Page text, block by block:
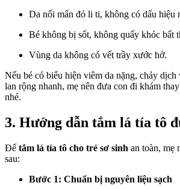
Da nổi mẩn đỏ li ti, không có dấu hiệu
Bé không bị sốt, không quấy khóc bất
Vùng da không có vết trầy xước hở.
Nếu bé có biểu hiện viêm da nặng, chảy dịch
lan rộng nhanh, mẹ nên đưa con đi khám
nhé.
3. Hướng dẫn tắm lá tía tô
Để tắm lá tía tô cho trẻ sơ sinh an toàn, mẹ
sau:
Bước 1: Chuẩn bị nguyên liệu sạch